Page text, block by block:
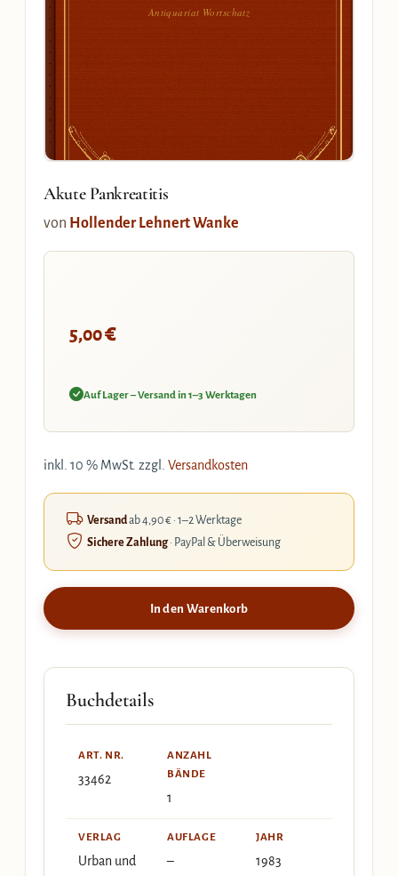
Antiquariat Wortschatz
Akute Pankreatitis
von Hollender Lehnert Wanke
5,00€
Auf Lager – Versand in 1–3 Werktagen
inkl. 10 % MwSt. zzgl. Versandkosten
Versandab 4,90 € · 1–2 Werktage
Sichere Zahlung· PayPal & Überweisung
In den Warenkorb
Buchdetails
ART. NR.
33462
ANZAHL
BÄNDE
1
VERLAG
Urban und
AUFLAGE
–
JAHR
1983